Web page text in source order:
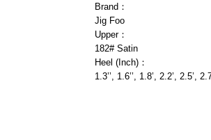
Brand：
Jig Foo
Upper：
182# Satin
Heel (Inch)：
1.3’’, 1.6’’, 1.8’, 2.2’, 2.5’,